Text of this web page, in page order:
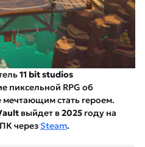
11 bit studios
пиксельной RPG об
стать героем.
выйдет в2025 году на
через Steam.